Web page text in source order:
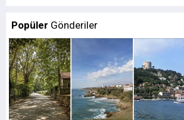
Popüler Gönderiler